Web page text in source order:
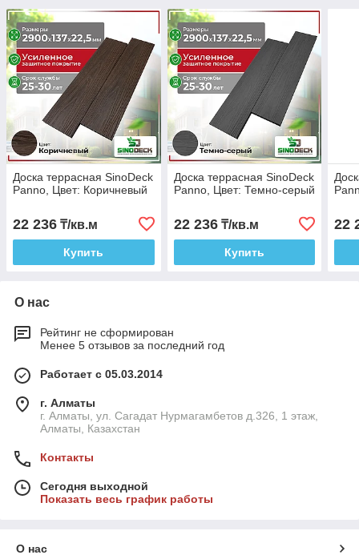
Доска террасная SinoDeck
Panno, Цвет: Коричневый
22 236 ₸/кв.м
Купить
Доска террасная SinoDeck
Panno, Цвет: Темно-серый
22 236₸/кв.м
Купить
22
О нас
Рейтинг не сформирован
Менее 5 отзывов за последний год
Работает с 05.03.2014
г. Алматы
г. Алматы, ул. Сагадат Нурмагамбетов д.326, 1 этаж,
Алматы, Казахстан
Контакты
Сегодня выходной
Показать весь график работы
О нас